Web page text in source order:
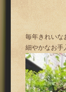
毎年きれいな
細やかなお手